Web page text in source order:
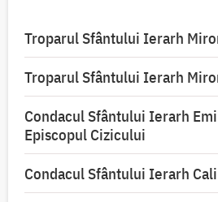
Troparul Sfântului Ierarh
Troparul Sfântului Ierarh
Condacul Sfântului Ierarh
Episcopul Cizicului
Condacul Sfântului Ierarh